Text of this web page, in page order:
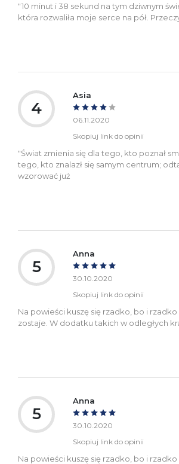
"10 minut i 38 sekund na tym dziwnym
która rozwaliła moje serce na pół.
4
Asia
06.11.2020
Skopiuj link do opinii
"Świat zmienia się dla tego, kto poznał
tego, kto znalazł się samym centrum;
wzorować już
5
Anna
30.10.2020
Skopiuj link do opinii
Na powieści kuszę się rzadko, bo i
zostaje. W dodatku takich w odległych
5
Anna
30.10.2020
Skopiuj link do opinii
Na powieści kuszę się rzadko, bo i